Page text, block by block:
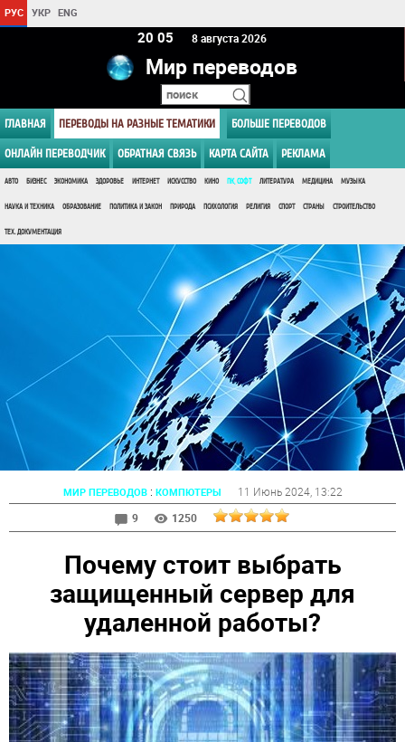
РУС УКР ENG
20:06 8 августа 2026
Мир переводов
ГЛАВНАЯ ПЕРЕВОДЫ НА РАЗНЫЕ ТЕМАТИКИ БОЛЬШЕ ПЕРЕВОДОВ
ОНЛАЙН ПЕРЕВОДЧИК ОБРАТНАЯ СВЯЗЬ КАРТА САЙТА РЕКЛАМА
АВТО БИЗНЕС ЭКОНОМИКА ЗДОРОВЬЕ ИНТЕРНЕТ ИСКУССТВО КИНО ПК, СОФТ ЛИТЕРАТУРА МЕДИЦИНА МУЗЫКА
НАУКА И ТЕХНИКА ОБРАЗОВАНИЕ ПОЛИТИКА И ЗАКОН ПРИРОДА ПСИХОЛОГИЯ РЕЛИГИЯ СПОРТ СТРАНЫ СТРОИТЕЛЬСТВО
ТЕХ. ДОКУМЕНТАЦИЯ
МИР ПЕРЕВОДОВ: КОМПЮТЕРЫ 11 Июнь 2024, 13:22
9
1250
Почему стоит выбрать
защищенный сервер для
удаленной работы?